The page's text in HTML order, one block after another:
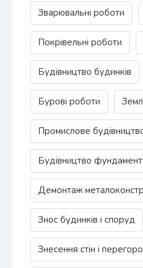
Зварювальні роботи
Покрівельні роботи
Будівництво будинків
Бурові роботи
Промислове
Будівництво
Демонтаж
Знос будинків і споруд
Знесення стін і